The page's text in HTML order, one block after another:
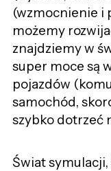
(wzmocnienie i
możemy
znajdziemy w
super moce są
pojazdów
samochód,
szybko dotrzeć
Świat